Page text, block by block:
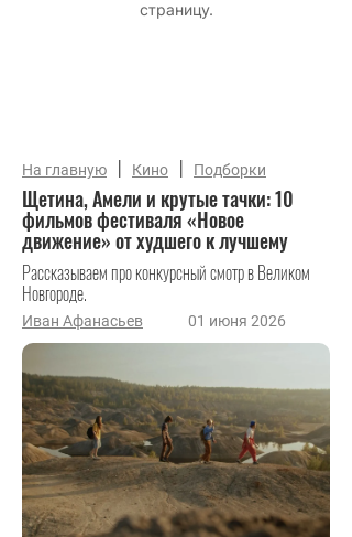
На главную | Кино | Подборки
Щетина, Амели и крутые тачки: 10
фильмов фестиваля «Новое
движение» от худшего к лучшему
Рассказываем про конкурсный смотр в Великом
Новгороде.
Иван Афанасьев 01 июня 2026